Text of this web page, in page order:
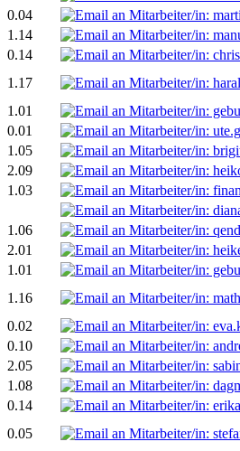
0.04
1.14
0.14
1.17
1.01
0.01
1.05
2.09
1.03
1.06
2.01
1.01
1.16
0.02
0.10
2.05
1.08
0.14
0.05